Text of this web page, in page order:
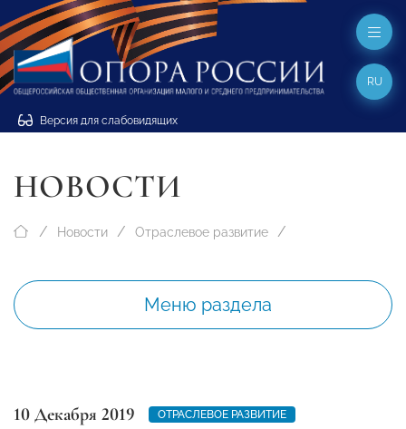
Версия для слабовидящих
RU
НОВОСТИ
Новости Отраслевое развитие
Меню раздела
10 Декабря 2019
ОТРАСЛЕВОЕ РАЗВИТИЕ